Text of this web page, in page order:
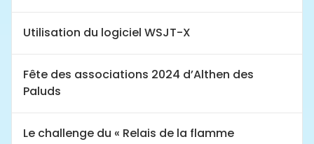
Utilisation du logiciel WSJT-X
Fête des associations 2024 d’Althen des
Paluds
Le challenge du « Relais de la flamme